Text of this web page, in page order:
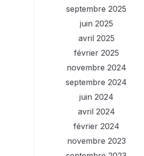
septembre 2025
juin 2025
avril 2025
février 2025
novembre 2024
septembre 2024
juin 2024
avril 2024
février 2024
novembre 2023